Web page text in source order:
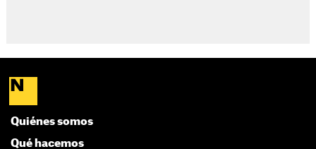
Quiénes somos
Qué hacemos